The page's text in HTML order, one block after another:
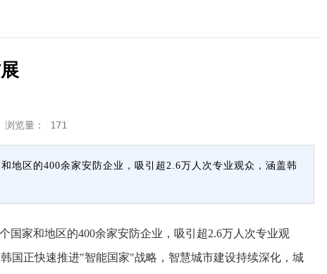
览量： 171
地区的400余家安防企业，吸引超2.6万人次专业观众，涵盖韩
家和地区的400余家安防企业，吸引超2.6万人次专业观
国正快速推进"智能国家"战略，智慧城市建设持续深化，城